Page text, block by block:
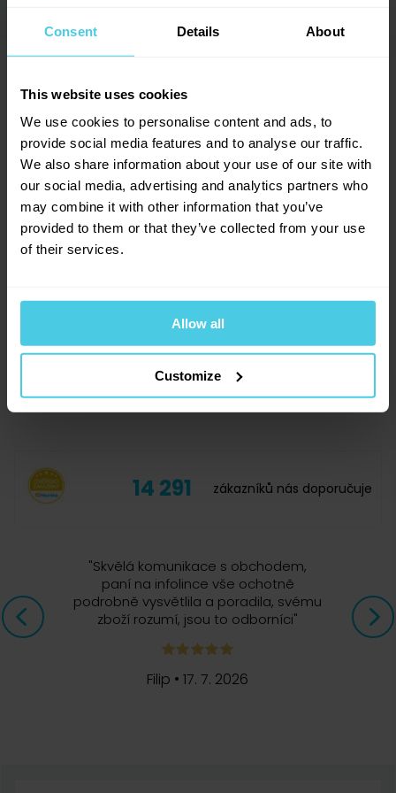
Consent Details About
This website uses cookies
We use cookies to personalise content and ads, to
provide social media features and to analyse our traffic.
We also share information about your use of our site with
our social media, advertising and analytics partners who
may combine it with other information that you’ve
provided to them or that they’ve collected from your use
of their services.
Allow all
Customize
Adaptér s papírovými filtry je možné použít pro
všechny velikosti vacuum potu Hario, tedy TCA-2,
2hodnocení
2x
0x
0x
0x
Dotazy a komentáře (1)
Lenka
17. 8. 2018
aeropress?
Dobrý den, tento filtr nelze použít do
📧Provoňte si e-mailovou
schránku kávou
Aromagazín vám pošleme jen, když bude o
čem psát.
Slibujeme na naše kafe.
Přihlásit se
14 291 zákazníků nás doporučuje
"Skvělá komunikace s obchodem,
paní na infolince vše ochotně
podrobně vysvětlila a poradila, svému
zboží rozumí, jsou to odborníci"
Filip •17. 7. 2026